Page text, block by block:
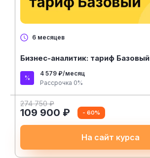
6 месяцев
Бизнес-аналитик: тариф Базовый
4 579 ₽/месяц
Рассрочка 0%
274 750 ₽
109 900 ₽ - 60%
На сайт курса